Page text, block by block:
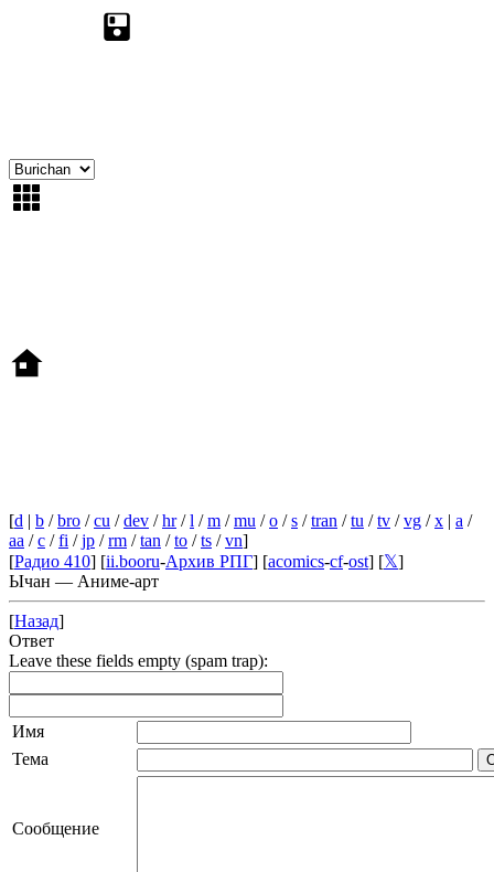
[d | b /bro /cu /dev /hr/l /m /mu /o /s /tran /tu /tv /vg /x | a /
aa /c /fi /jp /rm /tan /to /ts /vn]
[Радио 410] [ii.booru-Архив РПГ] [acomics-cf-ost] [𝕏]
Ычан — Аниме-арт
[Назад]
Ответ
Leave these fields empty (spam trap):
Имя
Тема
Сообщение